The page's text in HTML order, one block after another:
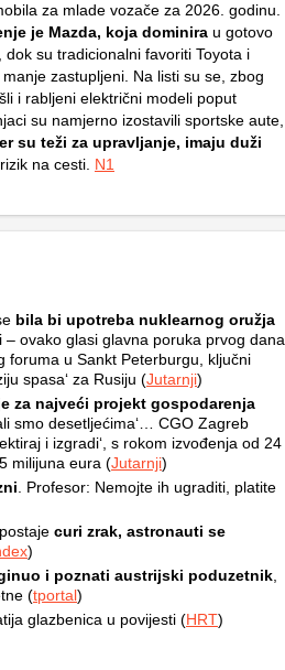
za mlade vozače za 2026. godinu.
je Mazda, koja dominira u gotovo
dok su tradicionalni favoriti Toyota i
zastupljeni. Na listi su se, zbog
i rabljeni električni modeli poput
su namjerno izostavili sportske aute,
su teži za upravljanje, imaju duži
na cesti. N1
bila bi upotreba nuklearnog oružja
– ovako glasi glavna poruka prvog dana
foruma u Sankt Peterburgu, ključni
spasa‘ za Rusiju (Jutarnji)
za najveći projekt gospodarenja
smo desetljećima‘… CGO Zagreb
i izgradi‘, s rokom izvođenja od 24
milijuna eura (Jutarnji)
. Profesor: Nemojte ih ugraditi, platite
curi zrak, astronauti se
)
i poznati austrijski poduzetnik
(tportal)
glazbenica u povijesti (HRT)